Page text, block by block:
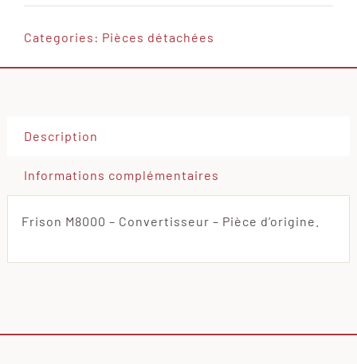
Categories: Pièces détachées
Description
Informations complémentaires
Frison M8000 – Convertisseur – Pièce d’origine.